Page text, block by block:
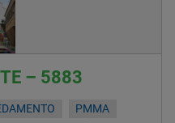
– 5883
PMMA